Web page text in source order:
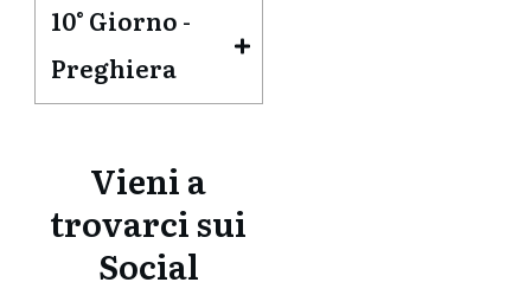
10° Giorno -
Preghiera
Vieni a
trovarci sui
Social